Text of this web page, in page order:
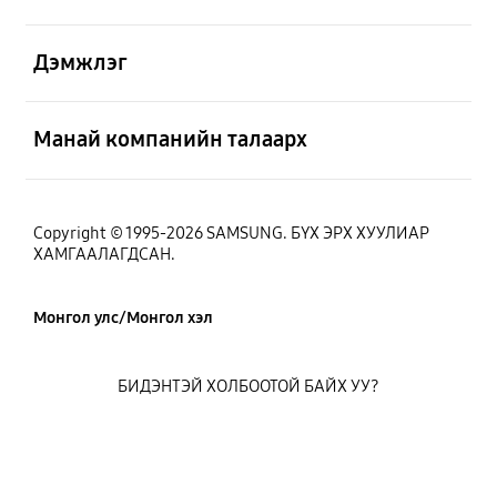
Дэмжлэг
Манай компанийн талаарх
Copyright © 1995-2026 SAMSUNG. БҮХ ЭРХ ХУУЛИАР
ХАМГААЛАГДСАН.
Монгол улс/Монгол хэл
БИДЭНТЭЙ ХОЛБООТОЙ БАЙХ УУ?